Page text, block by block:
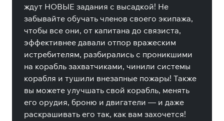
ждут НОВЫЕ задания с высадкой! Не
забывайте обучать членов своего экипажа,
чтобы все они, от капитана до связиста,
эффективнее давали отпор вражеским
истребителям, разбирались с проникшими
на корабль захватчиками, чинили системы
корабля и тушили внезапные пожары! Также
вы можете улучшать свой корабль, менять
его орудия, броню и двигатели — и даже
раскрашивать его так, как вам захочется!